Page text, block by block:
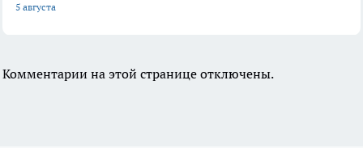
5 августа
Комментарии на этой странице отключены.